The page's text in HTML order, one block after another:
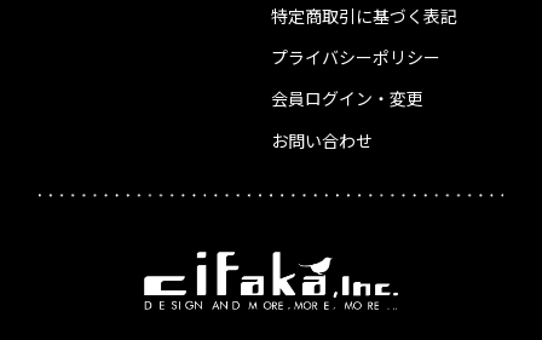
特定商取引に基づく表記
プライバシーポリシー
会員ログイン・変更
お問い合わせ